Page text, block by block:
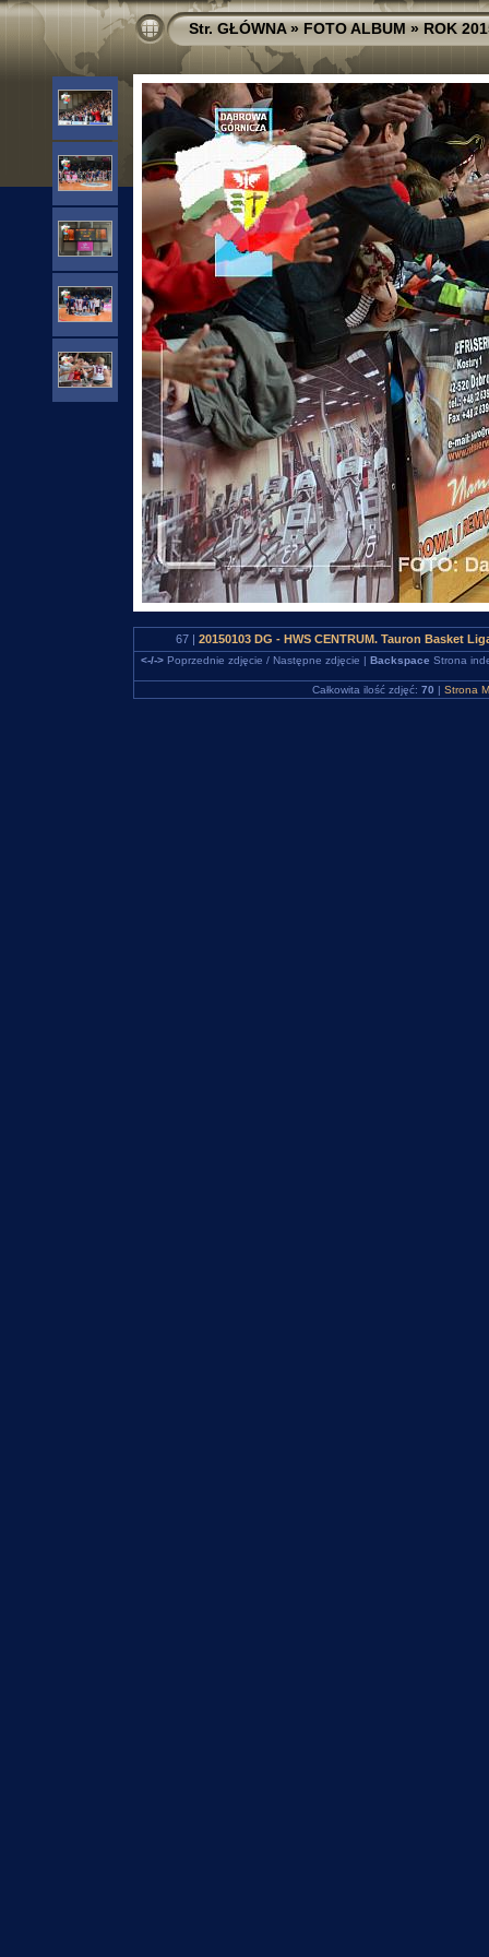
Str. GŁÓWNA»FOTO ALBUM»ROK
67 | 20150103 DG - HWS CENTRUM. Tauron Basket
<-/->Poprzednie zdjęcie / Następne zdjęcie | Backspace Strona
Całkowita ilość zdjęć: 70 | Strona